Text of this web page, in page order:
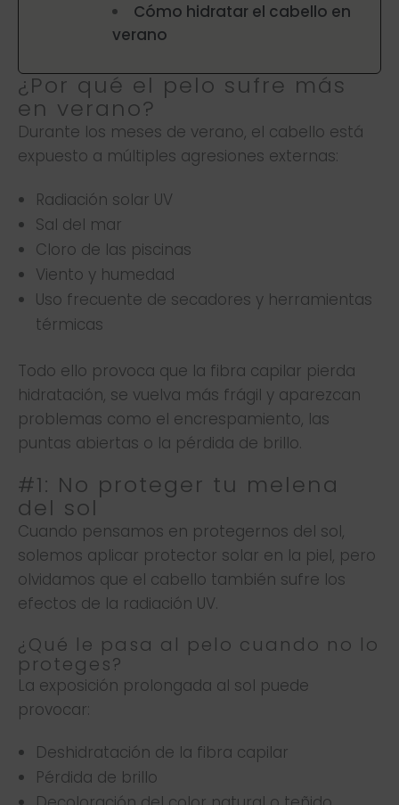
Cómo hidratar el cabello en
verano
¿Por qué el pelo sufre más
en verano?
Durante los meses de verano, el cabello está
expuesto a múltiples agresiones externas:
Radiación solar UV
Sal del mar
Cloro de las piscinas
Viento y humedad
Uso frecuente de secadores y herramientas
térmicas
Todo ello provoca que la fibra capilar pierda
hidratación, se vuelva más frágil y aparezcan
problemas como el encrespamiento, las
puntas abiertas o la pérdida de brillo.
#1: No proteger tu melena
del sol
Cuando pensamos en protegernos del sol,
solemos aplicar protector solar en la piel, pero
olvidamos que el cabello también sufre los
efectos de la radiación UV.
¿Qué le pasa al pelo cuando no lo
proteges?
La exposición prolongada al sol puede
provocar:
Deshidratación de la fibra capilar
Pérdida de brillo